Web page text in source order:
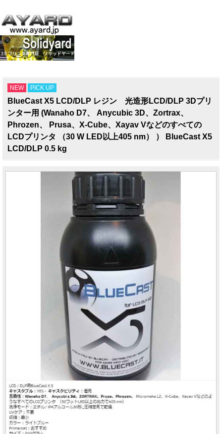
NEW PICK UP
BlueCast X5 LCD/DLP レジン 光造形LCD/DLP 3Dプリ
ンター用 (Wanaho D7、 Anycubic 3D、Zortrax、
Phrozen、 Prusa、X-Cube、Xayav Vなどのすべての
LCDプリンタ （30 W LED以上405 nm） ） BlueCast X5
LCD/DLP 0.5 kg